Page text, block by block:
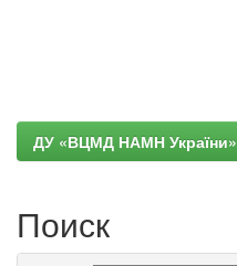
ДУ «ВЦМД НАМН України»
Поиск